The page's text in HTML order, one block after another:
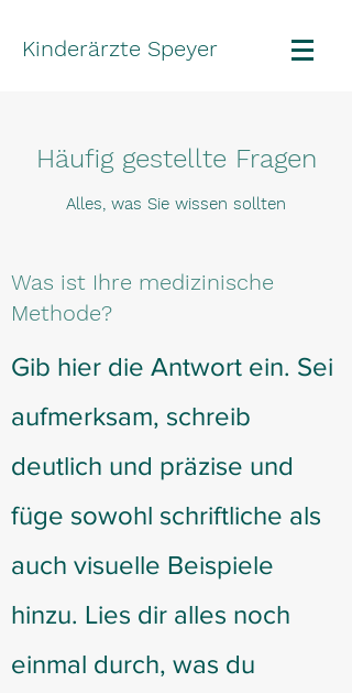
Kinderärzte Speyer
Häufig gestellte Fragen
Alles, was Sie wissen sollten
Was ist Ihre medizinische
Methode?
Gib hier die Antwort ein. Sei
aufmerksam, schreib
deutlich und präzise und
füge sowohl schriftliche als
auch visuelle Beispiele
hinzu. Lies dir alles noch
einmal durch, was du